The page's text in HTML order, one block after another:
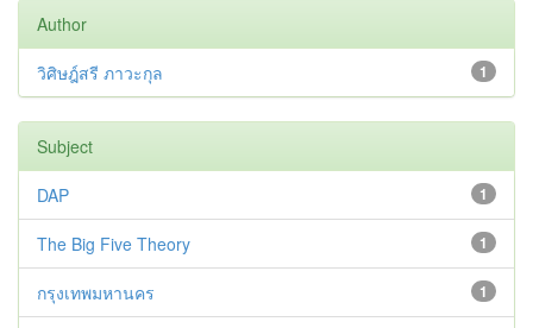
Author
1
วิศิษฎ์สรี ภาวะกุล
Subject
1
DAP
1
The Big Five Theory
1
กรุงเทพมหานคร